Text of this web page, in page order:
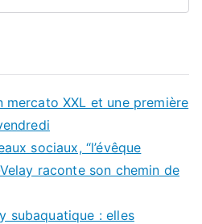
mercato XXL et une première
sociaux, “l’évêque
raconte son chemin de
subaquatique : elles